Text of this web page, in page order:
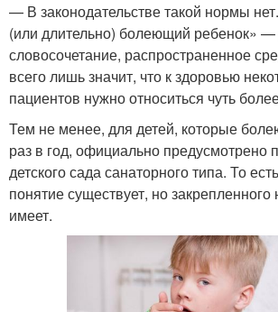
— В законодательстве такой нормы
(или длительно) болеющий ребенок» —
словосочетание, распространенное
всего лишь значит, что к здоровью
пациентов нужно относиться чуть
Тем не менее, для детей, которые
раз в год, официально предусмотрено
детского сада санаторного типа. То
понятие существует, но
имеет.